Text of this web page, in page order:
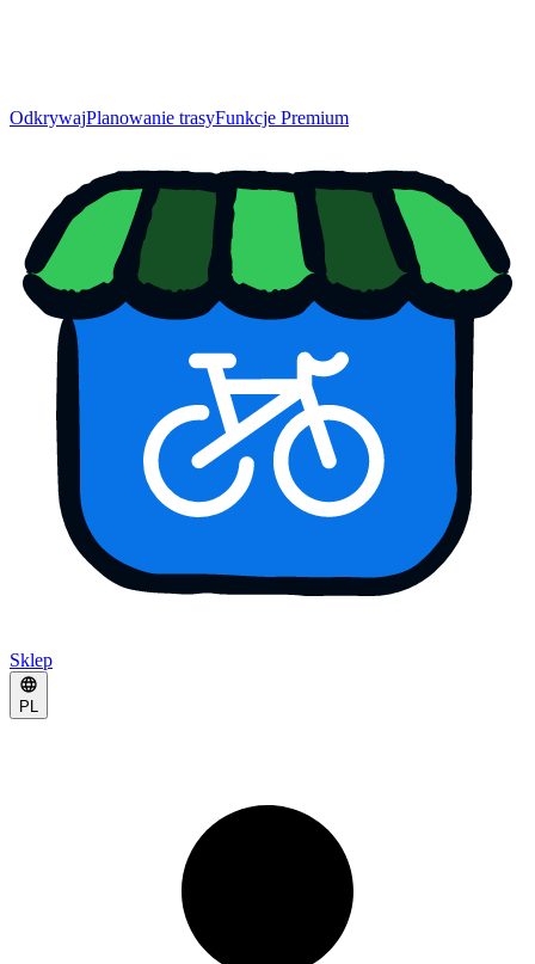
OdkrywajPlanowanie trasyFunkcje Premium
Sklep
PL